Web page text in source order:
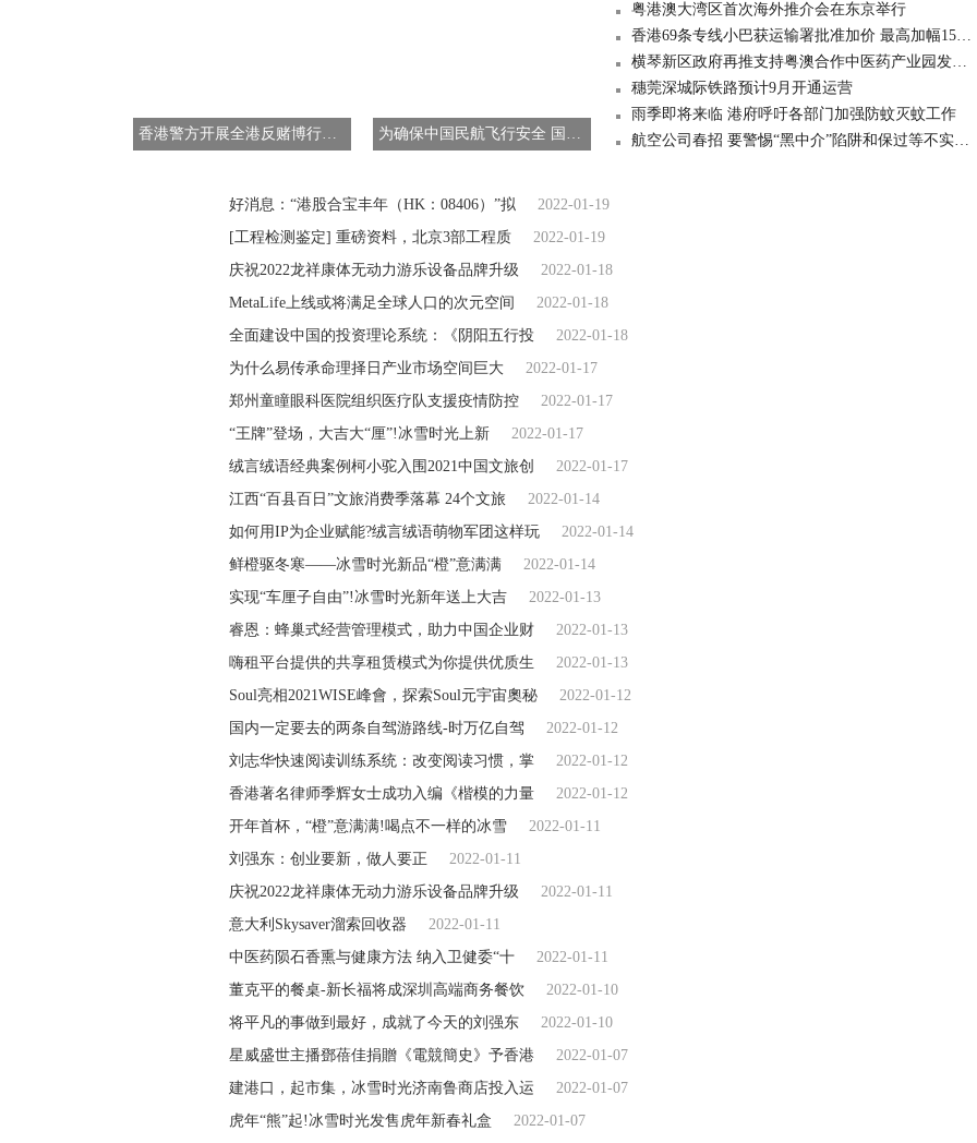
香港警方开展全港反赌博行动 突击搜查拘267人 为确保中国民航飞行安全 国内暂停波音737-8飞机商业运行
粤港澳大湾区首次海外推介会在东京举行
香港69条专线小巴获运输署批准加价 最高加幅15.1%
横琴新区政府再推支持粤澳合作中医药产业园发展专项措施
穗莞深城际铁路预计9月开通运营
雨季即将来临 港府呼吁各部门加强防蚊灭蚊工作
航空公司春招 要警惕“黑中介”陷阱和保过等不实信息
好消息：“港股合宝丰年（HK：08406）”拟
2022-01-19
[工程检测鉴定] 重磅资料，北京3部工程质
2022-01-19
庆祝2022龙祥康体无动力游乐设备品牌升级
2022-01-18
MetaLife上线或将满足全球人口的次元空间
2022-01-18
全面建设中国的投资理论系统：《阴阳五行投
2022-01-18
为什么易传承命理择日产业市场空间巨大
2022-01-17
郑州童瞳眼科医院组织医疗队支援疫情防控
2022-01-17
“王牌”登场，大吉大“厘”!冰雪时光上新
2022-01-17
绒言绒语经典案例柯小驼入围2021中国文旅创
2022-01-17
江西“百县百日”文旅消费季落幕 24个文旅
2022-01-14
如何用IP为企业赋能?绒言绒语萌物军团这样玩
2022-01-14
鲜橙驱冬寒——冰雪时光新品“橙”意满满
2022-01-14
实现“车厘子自由”!冰雪时光新年送上大吉
2022-01-13
睿恩：蜂巢式经营管理模式，助力中国企业财
2022-01-13
嗨租平台提供的共享租赁模式为你提供优质生
2022-01-13
Soul亮相2021WISE峰會，探索Soul元宇宙奧秘
2022-01-12
国内一定要去的两条自驾游路线-时万亿自驾
2022-01-12
刘志华快速阅读训练系统：改变阅读习惯，掌
2022-01-12
香港著名律师季辉女士成功入编《楷模的力量
2022-01-12
开年首杯，“橙”意满满!喝点不一样的冰雪
2022-01-11
刘强东：创业要新，做人要正
2022-01-11
庆祝2022龙祥康体无动力游乐设备品牌升级
2022-01-11
意大利Skysaver溜索回收器
2022-01-11
中医药陨石香熏与健康方法 纳入卫健委“十
2022-01-11
董克平的餐桌-新长福将成深圳高端商务餐饮
2022-01-10
将平凡的事做到最好，成就了今天的刘强东
2022-01-10
星威盛世主播鄧蓓佳捐贈《電競簡史》予香港
2022-01-07
建港口，起市集，冰雪时光济南鲁商店投入运
2022-01-07
虎年“熊”起!冰雪时光发售虎年新春礼盒
2022-01-07